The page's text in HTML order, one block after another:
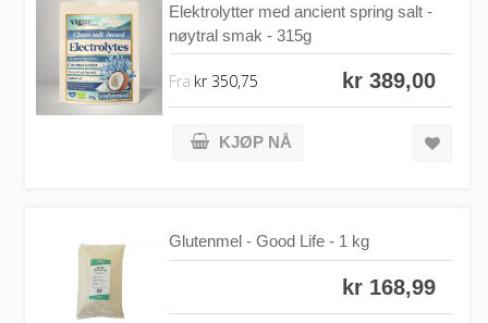
Elektrolytter med ancient spring salt -
nøytral smak - 315g
kr 389,00
Fra kr 350,75
KJØP NÅ
Glutenmel - Good Life - 1 kg
kr 168,99